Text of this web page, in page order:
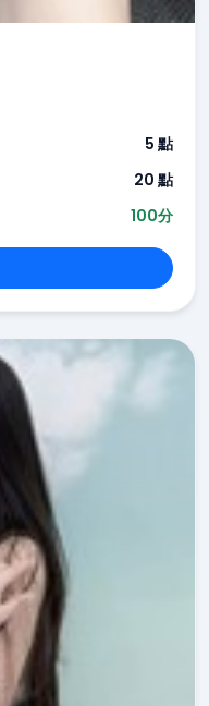
5 點
20 點
100分